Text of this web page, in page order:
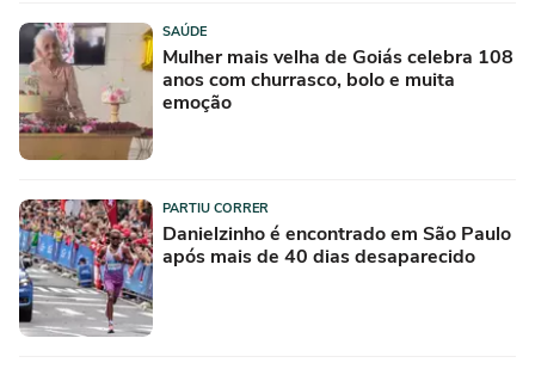
SAÚDE
Mulher mais velha de Goiás celebra 108
anos com churrasco, bolo e muita
emoção
PARTIU CORRER
Danielzinho é encontrado em São Paulo
após mais de 40 dias desaparecido